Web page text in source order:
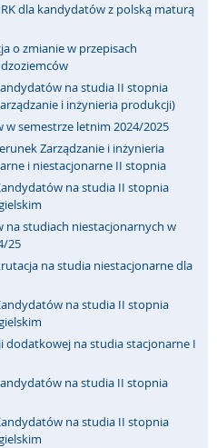
dla kandydatów z polską maturą
o zmianie w przepisach
na studia II stopnia
i inżynieria produkcji)
w semestrze letnim 2024/2025
Zarządzanie i inżynieria
i niestacjonarne II stopnia
na studia II stopnia
na studiach niestacjonarnych w
25
na studia niestacjonarne dla
na studia II stopnia
dodatkowej na studia stacjonarne I
na studia II stopnia
na studia II stopnia